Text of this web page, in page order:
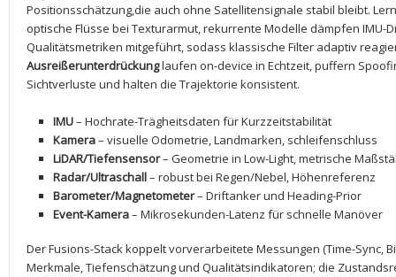
Positionsschätzung,die‌ auch ohne Satellitensignale stabil bleibt.
optische Flüsse ​bei‌ Texturarmut, rekurrente Modelle dämpfen IMU-
Qualitätsmetriken mitgeführt, sodass ⁤klassische ‍Filter adaptiv
Ausreißerunterdrückunglaufen⁢ on-device in Echtzeit,⁣ puffern
Sichtverluste‌ und halten die Trajektorie konsistent.
IMU– ⁣Hochrate-Trägheitsdaten für Kurzzeitstabilität
Kamera– visuelle Odometrie, Landmarken, schleifenschluss
LiDAR/Tiefensensor– Geometrie in Low-Light, metrische
Radar/Ultraschall– robust bei Regen/Nebel, Höhenreferenz
Barometer/Magnetometer– Driftanker‌ und ⁤Heading-Prior
Event-Kamera– Mikrosekunden-Latenz für schnelle Manöver
Der ⁤Fusions-Stack⁣ koppelt⁢ vorverarbeitete Messungen‍ (Time-Sync,
Merkmale, Tiefenschätzung ‌und Qualitätsindikatoren; die